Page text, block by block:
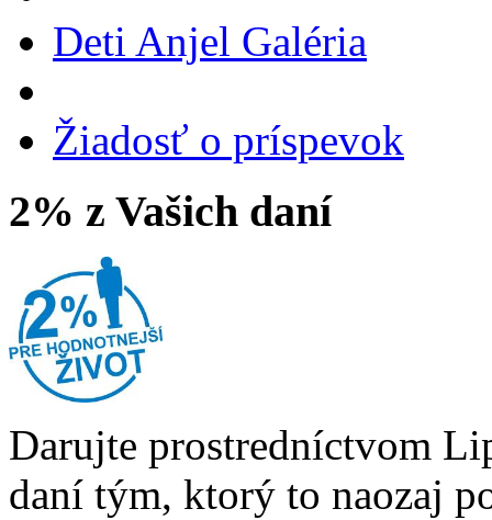
Deti Anjel Galéria
Žiadosť o príspevok
2% z Vašich daní
Darujte prostredníctvom
daní tým, ktorý to naozaj